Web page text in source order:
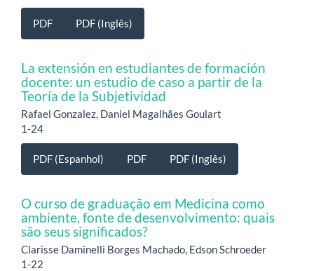
PDF PDF (Inglês)
La extensión en estudiantes de formación
docente: un estudio de caso a partir de la
Teoría de la Subjetividad
Rafael Gonzalez, Daniel Magalhães Goulart
1-24
PDF (Espanhol) PDF PDF (Inglês)
O curso de graduação em Medicina como
ambiente, fonte de desenvolvimento: quais
são seus significados?
Clarisse Daminelli Borges Machado, Edson Schroeder
1-22